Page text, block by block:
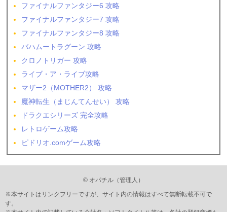
ファイナルファンタジー6 攻略
ファイナルファンタジー7 攻略
ファイナルファンタジー8 攻略
バハムートラグーン 攻略
クロノトリガー 攻略
ライブ・ア・ライブ攻略
マザー2（MOTHER2） 攻略
魔神転生（まじんてんせい） 攻略
ドラクエシリーズ 完全攻略
レトロゲーム攻略
ピドリオ.comゲーム攻略
© オパチル（管理人）
※本サイトはリンクフリーですが、サイト内の情報はすべて無断転載不可で
す。